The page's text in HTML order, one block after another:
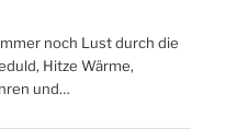
noch Lust durch die
Hitze Wärme,
und…